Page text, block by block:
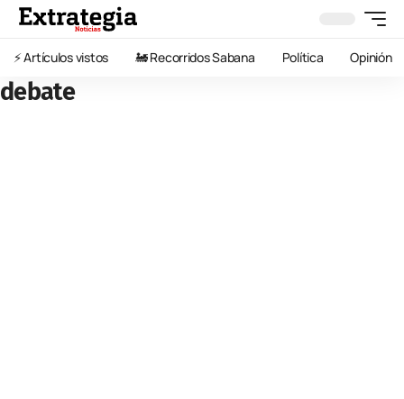
⚡️ Artículos vistos 🚂 Recorridos Sabana Política Opinión
debate